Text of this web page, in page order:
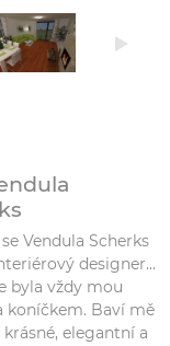
Vendula Scherks
designer...
byla vždy mou
koníčkem. Baví mě
elegantní a